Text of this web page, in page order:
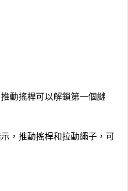
動搖桿可以解鎖第一個謎
，推動搖桿和拉動繩子，可